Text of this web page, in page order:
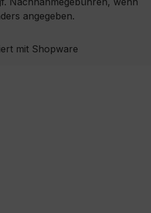
angegeben.
mit Shopware